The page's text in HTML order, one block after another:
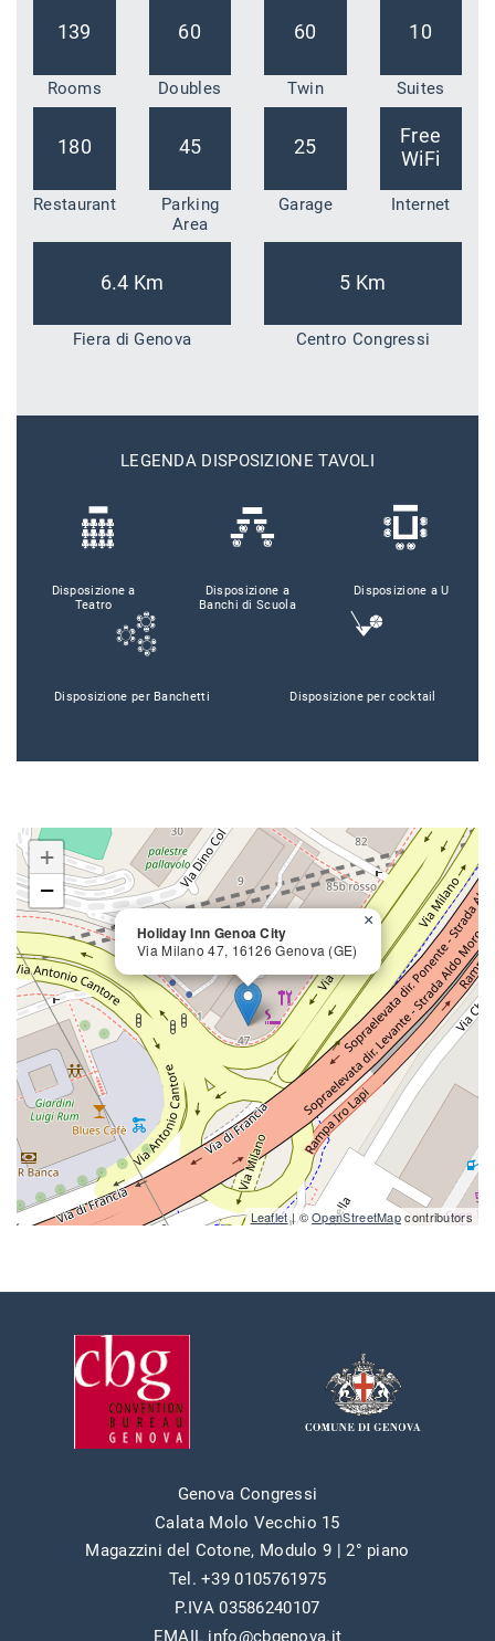
139
Rooms
60
Doubles
60
Twin
10
Suites
180
Restaurant
45
Parking
Area
25
Garage
Free
WiFi
Internet
6.4 Km
Fiera di Genova
5 Km
Centro Congressi
LEGENDA DISPOSIZIONE TAVOLI
Disposizione a
Teatro
Disposizione a
Banchi di Scuola
Disposizione a U
Disposizione per Banchetti Disposizione per cocktail
Holiday Inn Genoa City
Via Milano 47, 16126 Genova (GE) close
×
+
−
Leaflet| ©OpenStreetMapcontributors
Genova Congressi
Calata Molo Vecchio 15
Magazzini del Cotone, Modulo 9 | 2° piano
Tel. +39 0105761975
P.IVA 03586240107
EMAIL info@cbgenova.it